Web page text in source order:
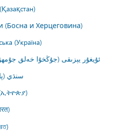
(Босна и Херцеговина)
(Україна)
ئۇيغۇر يېزىقى (جۇڭخۇا خەلق
سنڌي